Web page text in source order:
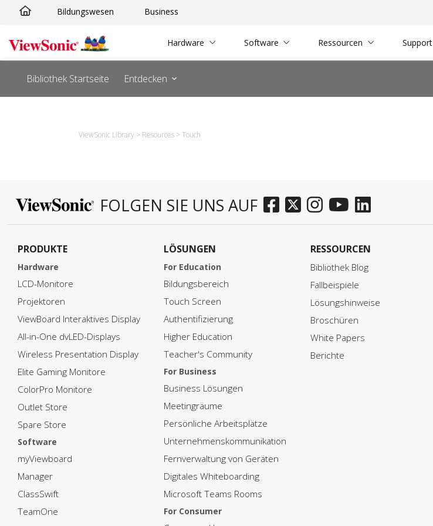
Zum
springen
Bildungswesen Business
Hardware Software Ressourcen Support
Bibliothek Startseite Entdecken
ViewSonic Library > Resources >Touch
FOLGEN SIE UNS AUF
PRODUKTE
Hardware
LCD-Monitore
Projektoren
ViewBoard Interaktives Display
All-in-One dvLED-Displays
Wireless Presentation Display
Elite Gaming Monitore
ColorPro Monitore
Outlet Store
Spare Store
Software
myViewboard
Manager
ClassSwift
TeamOne
LÖSUNGEN
For Education
Bildungsbereich
Touch Screen
Authentifizierung
Higher Education
Teacher's Community
For Business
Business Lösungen
Meetingräume
Persönliche Arbeitsplätze
Unternehmenskommunikation
Fernverwaltung von Geräten
Digitales Whiteboarding
Microsoft Teams Rooms
For Consumer
RESSOURCEN
Bibliothek Blog
Fallbeispiele
Lösungshinweise
Broschüren
White Papers
Berichte